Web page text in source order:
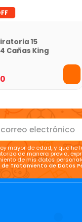
15
Cañas King
mayor de edad, y que
de manera previa,
de mis datos
Tratamiento de Datos